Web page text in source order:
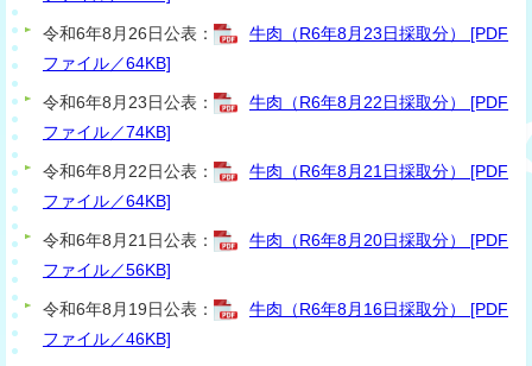
令和6年8月26日公表：
牛肉（R6年8月23日採取分） [PDF
ファイル／64KB]
令和6年8月23日公表：
牛肉（R6年8月22日採取分） [PDF
ファイル／74KB]
令和6年8月22日公表：
牛肉（R6年8月21日採取分） [PDF
ファイル／64KB]
令和6年8月21日公表：
牛肉（R6年8月20日採取分） [PDF
ファイル／56KB]
令和6年8月19日公表：
牛肉（R6年8月16日採取分） [PDF
ファイル／46KB]